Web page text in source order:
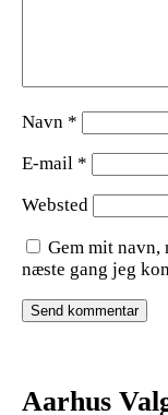
Navn *
E-mail *
Websted
Gem mit navn,
næste gang jeg
Aarhus